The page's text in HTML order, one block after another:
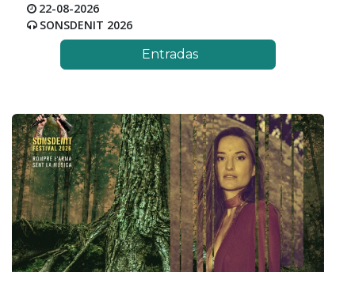
22-08-2026
SONSDENIT 2026
Entradas